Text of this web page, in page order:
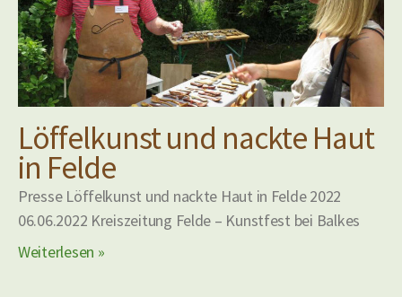
Löffelkunst und nackte Haut
in Felde
Presse Löffelkunst und nackte Haut in Felde 2022
06.06.2022 Kreiszeitung Felde – Kunstfest bei Balkes
Weiterlesen »